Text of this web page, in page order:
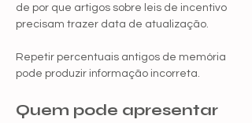
de por que artigos sobre leis de incentivo
precisam trazer data de atualização.
Repetir percentuais antigos de memória
pode produzir informação incorreta.
Quem pode apresentar